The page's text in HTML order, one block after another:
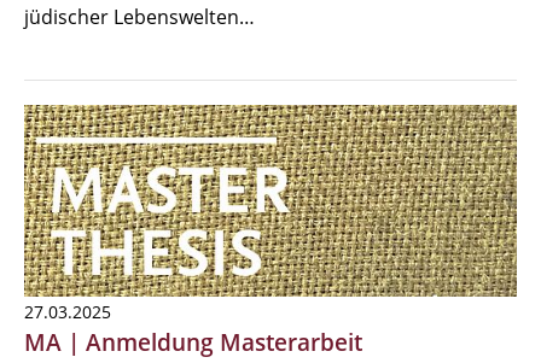
jüdischer Lebenswelten…
27.03.2025
MA | Anmeldung Masterarbeit